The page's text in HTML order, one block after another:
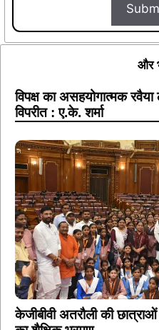
और
विपक्ष का असहयोगात्मक
विपरीत : ए.के. शर्मा
केजीबीवी अतरौली की